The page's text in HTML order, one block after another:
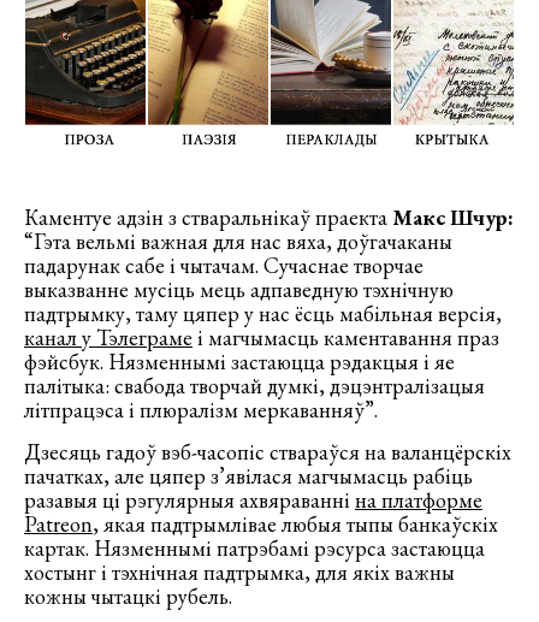
Каментуе адзін з стваральнікаў праекта Макс Шчур:
“Гэта вельмі важная для нас вяха, доўгачаканы
падарунак сабе і чытачам. Сучаснае творчае
выказванне мусіць мець адпаведную тэхнічную
падтрымку, таму цяпер у нас ёсць мабільная версія,
канал у Тэлеграме і магчымасць каментавання праз
фэйсбук. Нязменнымі застаюцца рэдакцыя і яе
палітыка: свабода творчай думкі, дэцэнтралізацыя
літпрацэса і плюралізм меркаванняў”.
Дзесяць гадоў вэб-часопіс ствараўся на валанцёрскіх
пачатках, але цяпер з’явілася магчымасць рабіць
разавыя ці рэгулярныя ахвяраванніна платформе
Patreon, якая падтрымлівае любыя тыпы банкаўскіх
картак. Нязменнымі патрэбамі рэсурса застаюцца
хостынг і тэхнічная падтрымка, для якіх важны
кожны чытацкі рубель.